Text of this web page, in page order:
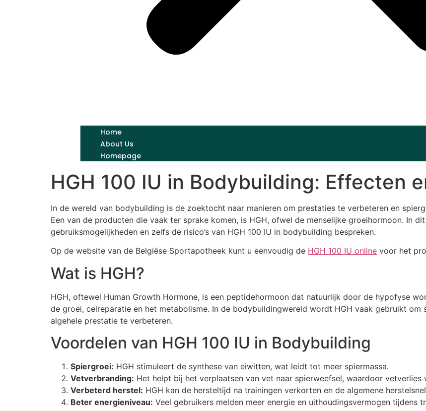
Home
About Us
Homepage
HGH 100 IU in Bodybuilding: Effecten
In de wereld van bodybuilding is de zoektocht naar manieren om prestaties te verbeteren en
Een van de producten die vaak ter sprake komen, is HGH, ofwel de menselijke groeihormoon. In
gebruiksmogelijkheden en zelfs de risico’s van HGH 100 IU in bodybuilding bespreken.
Op de website van de Belgiëse Sportapotheek kunt u eenvoudig de HGH 100 IU online voor het
Wat is HGH?
HGH, oftewel Human Growth Hormone, is een peptidehormoon dat natuurlijk door de hypofyse
de groei, celreparatie en het metabolisme. In de bodybuildingwereld wordt HGH vaak gebruikt om
algehele prestatie te verbeteren.
Voordelen van HGH 100 IU in Bodybuilding
Spiergroei: HGH stimuleert de synthese van eiwitten, wat leidt tot meer spiermassa.
Vetverbranding: Het helpt bij het verplaatsen van vet naar spierweefsel, waardoor vetverlies
Verbeterd herstel: HGH kan de hersteltijd na trainingen verkorten en de algemene
Beter energieniveau: Veel gebruikers melden meer energie en uithoudingsvermogen tijdens